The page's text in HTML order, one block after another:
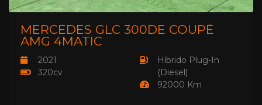
MERCEDES GLC 300DE COUPÉ
AMG 4MATIC
2021
320cv
Híbrido Plug-In
(Diesel)
92000 Km